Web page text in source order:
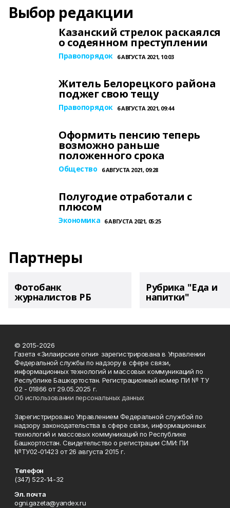
Выбор редакции
Казанский стрелок раскаялся
о содеянном преступлении
Правопорядок 6 АВГУСТА 2021, 10:03
Житель Белорецкого района
поджег свою тещу
Правопорядок 6 АВГУСТА 2021, 09:44
Оформить пенсию теперь
возможно раньше
положенного срока
Общество 6 АВГУСТА 2021, 09:28
Полугодие отработали с
плюсом
Экономика 6 АВГУСТА 2021, 05:25
Партнеры
Фотобанк
журналистов РБ
Рубрика "Еда и
напитки"
© 2015-2026
Газета «Зилаирские огни» зарегистрирована в Управлении
Федеральной службы по надзору в сфере связи,
информационных технологий и массовых коммуникаций по
Республике Башкортостан. Регистрационный номер ПИ № ТУ
02 - 01866 от 29.05.2025 г.
Об использовании персональных данных
Зарегистрировано Управлением Федеральной службой по
надзору законодательства в сфере связи, информационных
технологий и массовых коммуникаций по Республике
Башкортостан. Свидетельство о регистрации СМИ: ПИ
№ТУ02-01423 от 26 августа 2015 г.
Телефон
(347) 522-14-32
Эл. почта
ogni.gazeta@yandex.ru